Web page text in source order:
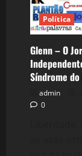
Política
Glenn – O
Síndrome
admin
0